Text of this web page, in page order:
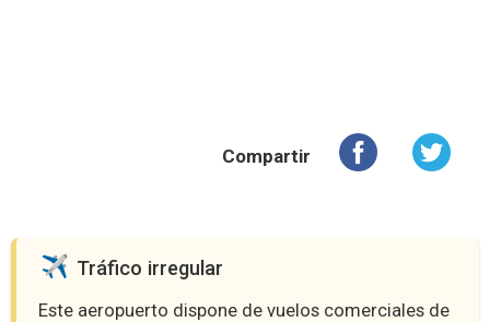
Compartir
️ Tráfico irregular
Este aeropuerto dispone de vuelos comerciales de